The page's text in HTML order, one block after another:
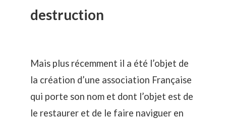
destruction
Mais plus récemment il a été l’objet de
la création d’une association Française
qui porte son nom et dont l’objet est de
le restaurer et de le faire naviguer en